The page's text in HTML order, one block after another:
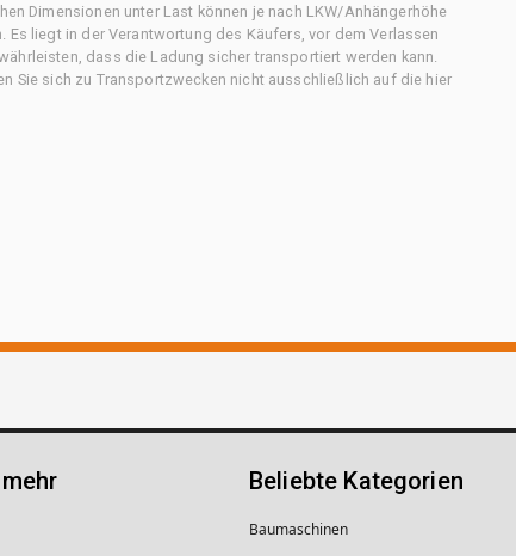
Dimensionen unter Last können je nach LKW/Anhängerhöhe
liegt in der Verantwortung des Käufers, vor dem Verlassen
dass die Ladung sicher transportiert werden kann.
Sie sich zu Transportzwecken nicht ausschließlich auf die hier
Beliebte Kategorien
Baumaschinen